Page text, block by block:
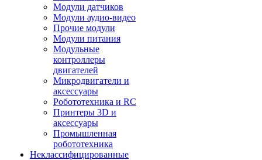
Модули датчиков
Модули аудио-видео
Прочие модули
Модули питания
Модульные
контроллеры
двигателей
Микродвигатели и
аксессуары
Робототехника и RC
Принтеры 3D и
аксессуары
Промышленная
робототехника
Неклассифицированные